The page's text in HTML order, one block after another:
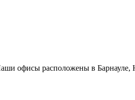
офисы расположены в Барнауле,